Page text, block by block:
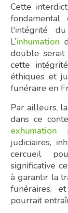
Cette
l'intégrité
L’inhumation
double serait
cette
éthiques et
funéraire en
Par ailleurs,
dans ce
exhumation
judiciaires,
cercueil
significative
à garantir la
funéraires,
pourrait